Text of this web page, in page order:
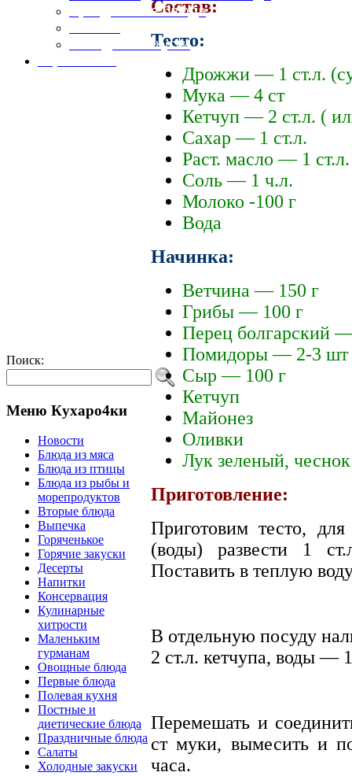
Праздничные блюда
Холодные закуски
Поиск:
Меню Кухаро4ки
Новости
Блюда из мяса
Блюда из птицы
Блюда из рыбы и
морепродуктов
Вторые блюда
Выпечка
Горяченькое
Горячие закуски
Десерты
Напитки
Консервация
Кулинарные
хитрости
Маленьким
гурманам
Овощные блюда
Первые блюда
Полевая кухня
Постные и
диетические блюда
Праздничные блюда
Салаты
Холодные закуски
Состав:
Тесто:
Дрожжи — 1 ст.л.
Мука — 4 ст
Кетчуп — 2 ст.л. (
Сахар — 1 ст.л.
Раст. масло — 1 ст.л.
Соль — 1 ч.л.
Молоко -100 г
Вода
Начинка:
Ветчина — 150 г
Грибы — 100 г
Перец болгарский
Помидоры — 2-3 шт
Сыр — 100 г
Кетчуп
Майонез
Оливки
Лук зеленый, чеснок
Приготовление:
Приготовим тесто,
(воды) развести 1
Поставить в теплую
В отдельную посуду
2 ст.л. кетчупа, воды —
Перемешать и
ст муки, вымесить и
часа.